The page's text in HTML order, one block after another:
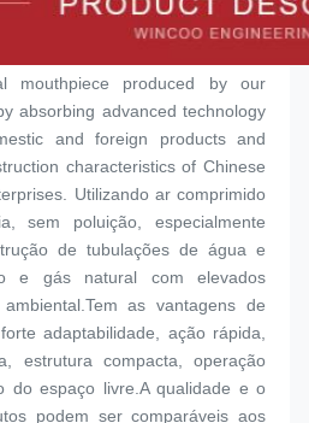
mouthpiece produced by our
absorbing advanced technology
and foreign products and
characteristics of Chinese
Utilizando ar comprimido
sem poluição, especialmente
de tubulações de água e
e gás natural com elevados
as vantagens de
adaptabilidade, ação rápida,
estrutura compacta, operação
do espaço livre.A qualidade e o
podem ser comparáveis aos